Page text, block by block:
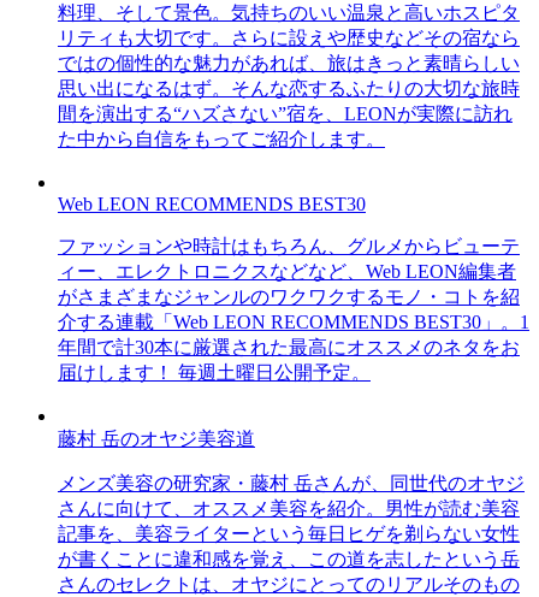
料理、そして景色。気持ちのいい温泉と高いホスピタ
リティも大切です。さらに設えや歴史などその宿なら
ではの個性的な魅力があれば、旅はきっと素晴らしい
思い出になるはず。そんな恋するふたりの大切な旅時
間を演出する“ハズさない”宿を、LEONが実際に訪れ
た中から自信をもってご紹介します。
Web LEON RECOMMENDS BEST30
ファッションや時計はもちろん、グルメからビューテ
ィー、エレクトロニクスなどなど、Web LEON編集者
がさまざまなジャンルのワクワクするモノ・コトを紹
介する連載「Web LEON RECOMMENDS BEST30」。1
年間で計30本に厳選された最高にオススメのネタをお
届けします！ 毎週土曜日公開予定。
藤村 岳のオヤジ美容道
メンズ美容の研究家・藤村 岳さんが、同世代のオヤジ
さんに向けて、オススメ美容を紹介。男性が読む美容
記事を、美容ライターという毎日ヒゲを剃らない女性
が書くことに違和感を覚え、この道を志したという岳
さんのセレクトは、オヤジにとってのリアルそのもの